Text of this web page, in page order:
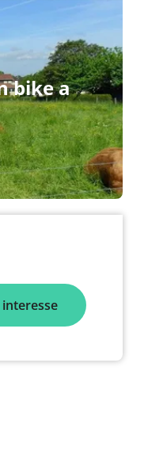
bike a